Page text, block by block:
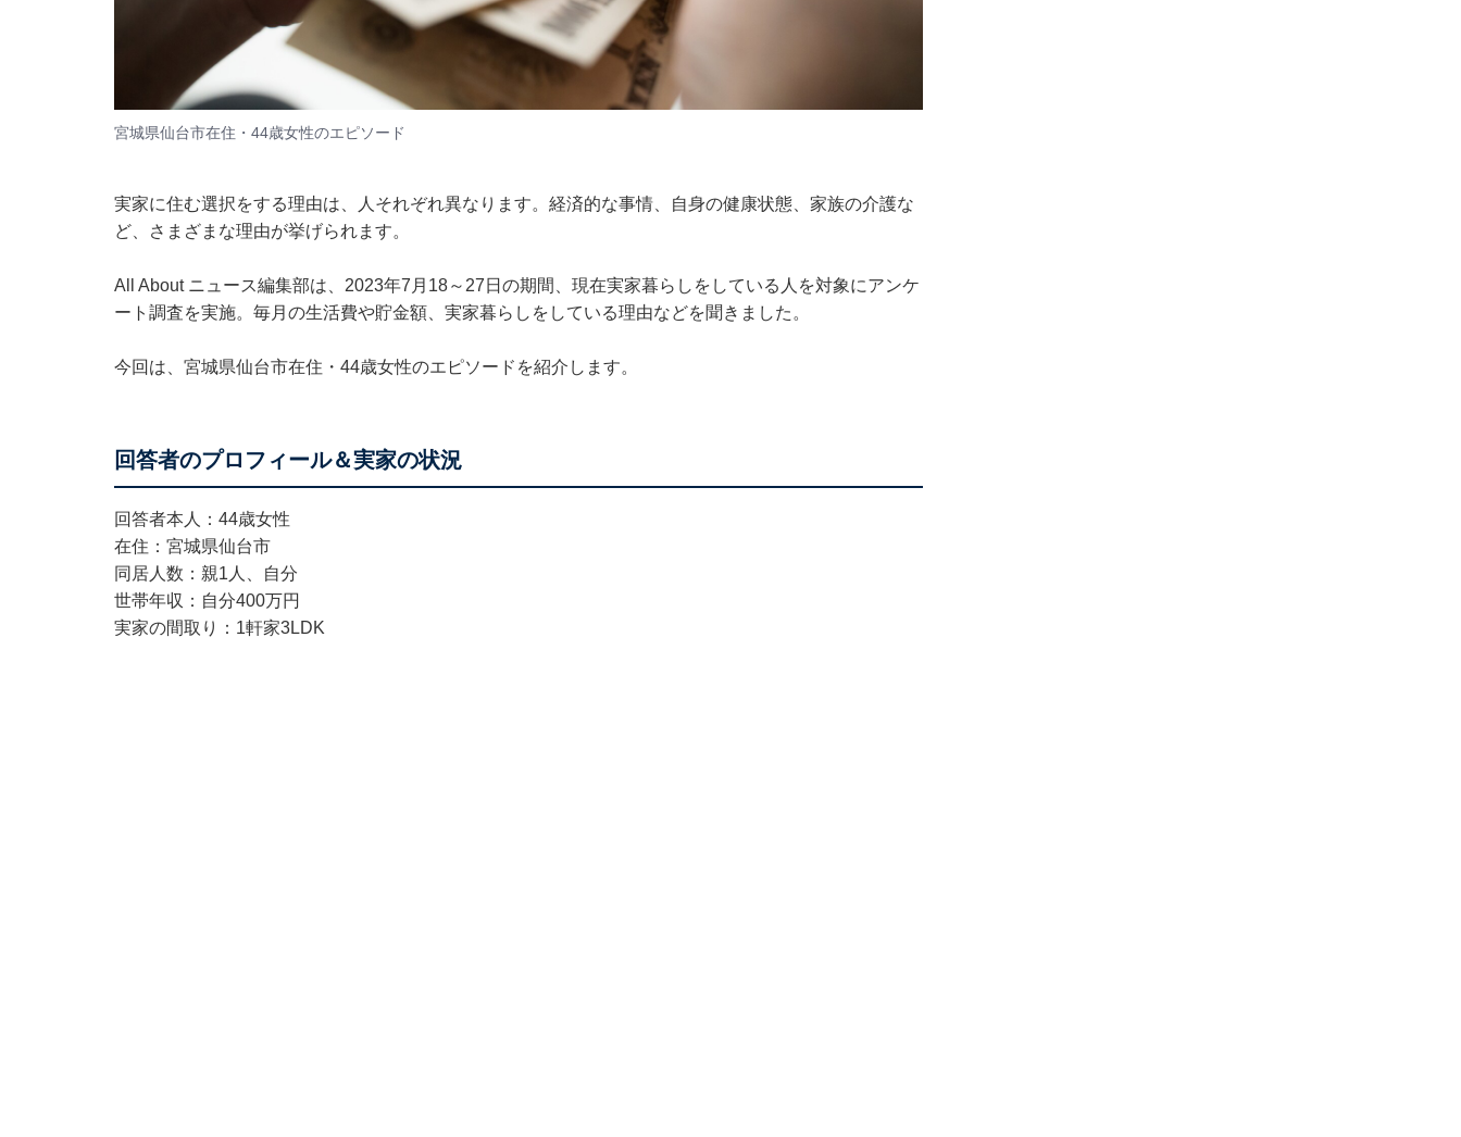
宮城県仙台市在住・44歳女性のエピソード
実家に住む選択をする理由は、人それぞれ異なります。経済的な事情、自身の健康状態、家族の介護な
ど、さまざまな理由が挙げられます。
All About ニュース編集部は、2023年7月18～27日の期間、現在実家暮らしをしている人を対象にアンケ
ート調査を実施。毎月の生活費や貯金額、実家暮らしをしている理由などを聞きました。
今回は、宮城県仙台市在住・44歳女性のエピソードを紹介します。
回答者のプロフィール＆実家の状況
回答者本人：44歳女性
在住：宮城県仙台市
同居人数：親1人、自分
世帯年収：自分400万円
実家の間取り：1軒家3LDK